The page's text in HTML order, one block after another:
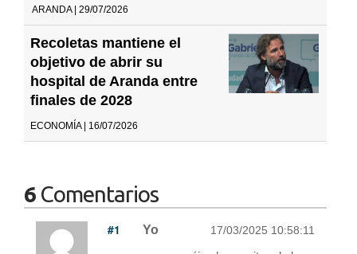
ARANDA | 29/07/2026
Recoletas mantiene el
objetivo de abrir su
hospital de Aranda entre
finales de 2028
ECONOMÍA | 16/07/2026
6 Comentarios
#1 Yo 17/03/2025 10:58:11